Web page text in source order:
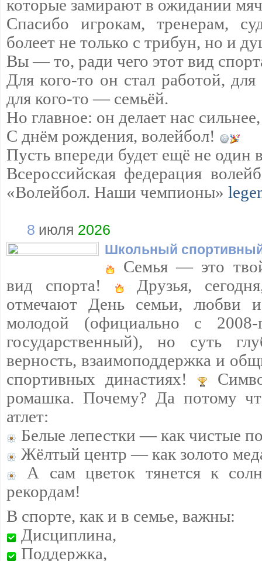
которые замирают в ожидании
Спасибо игрокам, тренерам,
болеет не только с трибун, но и
Вы — то, ради чего этот вид
Для кого-то он стал работой,
для кого-то — семьёй.
Но главное: он делает нас
С днём рождения, волейбол!
Пусть впереди будет ещё не один
Всероссийская федерация
«Волейбол. Наши чемпионы»
8 июля 2026
Школьный
Семья — это
вид спорта!
Друзья,
отмечают День семьи, любви
молодой (официально с
государственный), но суть
верность, взаимоподдержка и
спортивных династиях!
ромашка. Почему? Да потому
атлет:
Белые лепестки — как чистые
Жёлтый центр — как золото
А сам цветок тянется к
рекордам!
В спорте, как и в семье, важны:
Дисциплина,
Поддержка,